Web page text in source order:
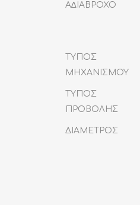
Α∆ΙΑΒΡΟΧΟ
ΤΥΠΟΣ
ΜΗΧΑΝΙΣΜΟΥ
ΤΥΠΟΣ
ΠΡΟΒΟΛΗΣ
ΔΙΑΜΕΤΡΟΣ